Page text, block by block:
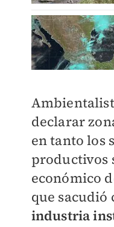
declarar
en tanto los
productivos
económico
que sacudió
industria